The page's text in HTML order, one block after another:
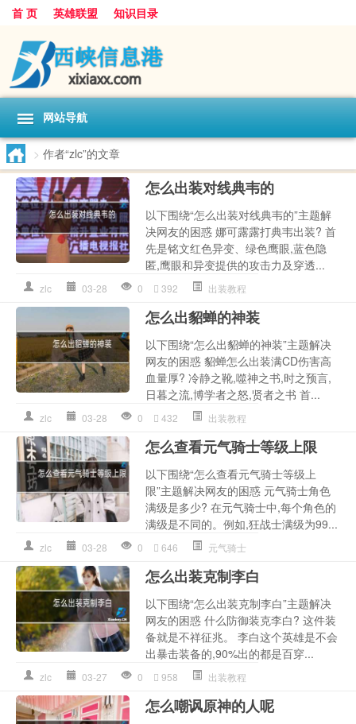
首 页 英雄联盟 知识目录
网站导航
> 作者“zlc”的文章
怎么出装对线典韦的
以下围绕“怎么出装对线典韦的”主题解
决网友的困惑 娜可露露打典韦出装? 首
先是铭文红色异变、绿色鹰眼,蓝色隐
匿,鹰眼和异变提供的攻击力及穿透...
zlc 03-28 0 392 出装教程
怎么出貂蝉的神装
以下围绕“怎么出貂蝉的神装”主题解决
网友的困惑 貂蝉怎么出装满CD伤害高
血量厚? 冷静之靴,噬神之书,时之预言,
日暮之流,博学者之怒,贤者之书 首...
zlc 03-28 0 432 出装教程
怎么查看元气骑士等级上限
以下围绕“怎么查看元气骑士等级上
限”主题解决网友的困惑 元气骑士角色
满级是多少? 在元气骑士中,每个角色的
满级是不同的。例如,狂战士满级为99...
zlc 03-28 0 646 元气骑士
怎么出装克制李白
以下围绕“怎么出装克制李白”主题解决
网友的困惑 什么防御装克李白? 这件装
备就是不祥征兆。 李白这个英雄是不会
出暴击装备的,90%出的都是百穿...
zlc 03-27 0 958 出装教程
怎么嘲讽原神的人呢